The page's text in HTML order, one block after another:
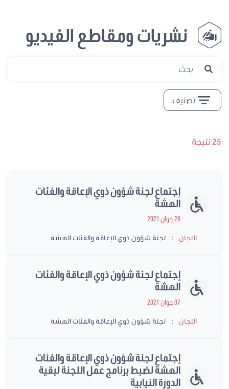
نشريات ومقاطع الفيديو
تصنيف
إجتماع لجنة شؤون ذوي الإعاقة والفئات
الهشة
اللجان : لجنة شؤون ذوي الإعاقة والفئات الهشة
إجتماع لجنة شؤون ذوي الإعاقة والفئات
الهشة
اللجان : لجنة شؤون ذوي الإعاقة والفئات الهشة
إجتماع لجنة شؤون ذوي الإعاقة والفئات
الهشة لضبط برنامج عمل اللجنة لبقية
الدورة النيابية